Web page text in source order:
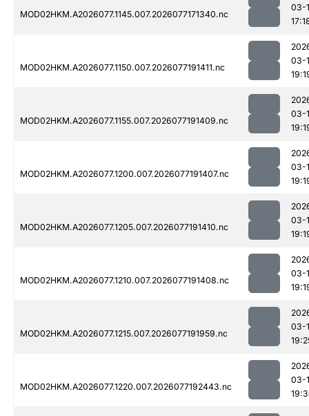
MOD02HKM.A2026077.1145.007.2026077171340.nc
03-
MOD02HKM.A2026077.1150.007.2026077191411.nc
03-
MOD02HKM.A2026077.1155.007.2026077191409.nc
03-
MOD02HKM.A2026077.1200.007.2026077191407.nc
03-
MOD02HKM.A2026077.1205.007.2026077191410.nc
03-
MOD02HKM.A2026077.1210.007.2026077191408.nc
03-
MOD02HKM.A2026077.1215.007.2026077191959.nc
03-
MOD02HKM.A2026077.1220.007.2026077192443.nc
03-